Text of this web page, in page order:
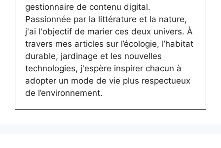
gestionnaire de contenu digital.
Passionnée par la littérature et la nature,
j'ai l'objectif de marier ces deux univers. À
travers mes articles sur l’écologie, l’habitat
durable, jardinage et les nouvelles
technologies, j'espère inspirer chacun à
adopter un mode de vie plus respectueux
de l’environnement.